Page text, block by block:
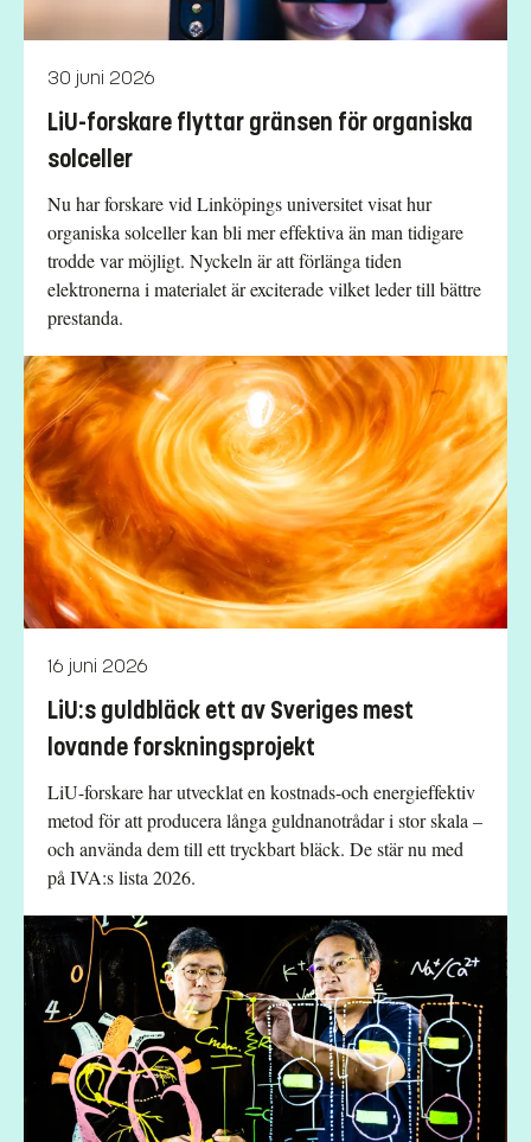
30 juni 2026
LiU-forskare flyttar gränsen för organiska
solceller
Nu har forskare vid Linköpings universitet visat hur
organiska solceller kan bli mer effektiva än man tidigare
trodde var möjligt. Nyckeln är att förlänga tiden
elektronerna i materialet är exciterade vilket leder till bättre
prestanda.
16 juni 2026
LiU:s guldbläck ett av Sveriges mest
lovande forskningsprojekt
LiU-forskare har utvecklat en kostnads-och energieffektiv
metod för att producera långa guldnanotrådar i stor skala –
och använda dem till ett tryckbart bläck. De stär nu med
på IVA:s lista 2026.